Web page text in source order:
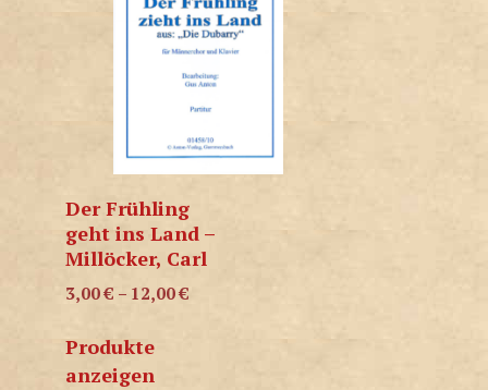
Der Frühling
geht ins Land –
Millöcker, Carl
3,00€ – 12,00€
Produkte
anzeigen